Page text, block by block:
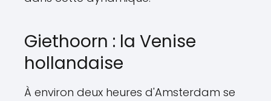
Giethoorn : la Venise
hollandaise
À environ deux heures d'Amsterdam se